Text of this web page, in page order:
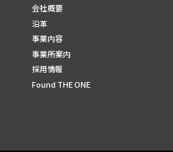
会社概要
沿革
事業内容
事業所案内
採用情報
Found THE ONE